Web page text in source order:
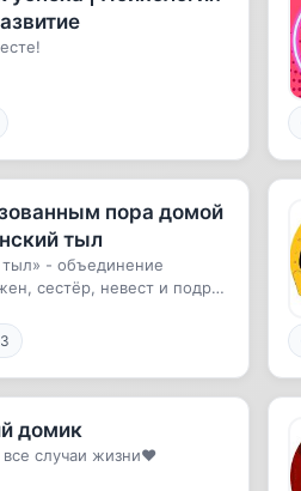
пора домой
тыл
- объединение
сестёр, невест и подруг
домик
все случаи жизни❤️